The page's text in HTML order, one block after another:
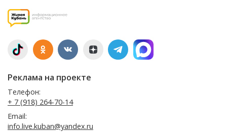
Реклама на проекте
Телефон:
+ 7 (918) 264-70-14
Email:
info.live.kuban@yandex.ru